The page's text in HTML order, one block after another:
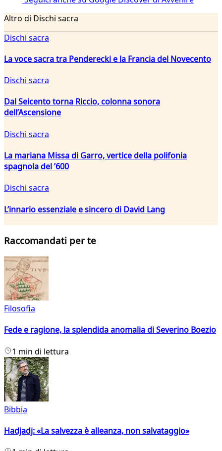
Altro di Dischi sacra
Dischi sacra
La voce sacra tra Penderecki e la Francia del Novecento
Dischi sacra
Dal Seicento torna Riccio, colonna sonora
dell’Ascensione
Dischi sacra
La mariana Missa di Garro, vertice della polifonia
spagnola del ’600
Dischi sacra
L’innario essenziale e sincero di David Lang
Raccomandati per te
Filosofia
Fede e ragione, la splendida anomalia di Severino Boezio
1 min di lettura
Bibbia
Hadjadj: «La salvezza è alleanza, non salvataggio»